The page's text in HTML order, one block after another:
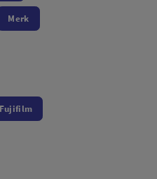
Merk
Fujifilm